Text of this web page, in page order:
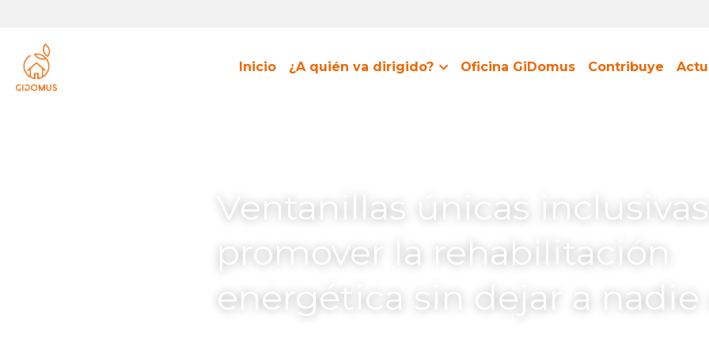
Inicio ¿A quién va dirigido? Oficina GiDomus Contribuye
Ventanillas únicas inclusivas:
promover la rehabilitación
energética sin dejar a nadie